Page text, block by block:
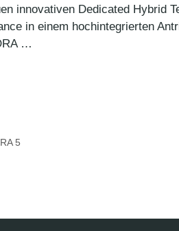
innovativen Dedicated Hybrid
in einem hochintegrierten
…
5